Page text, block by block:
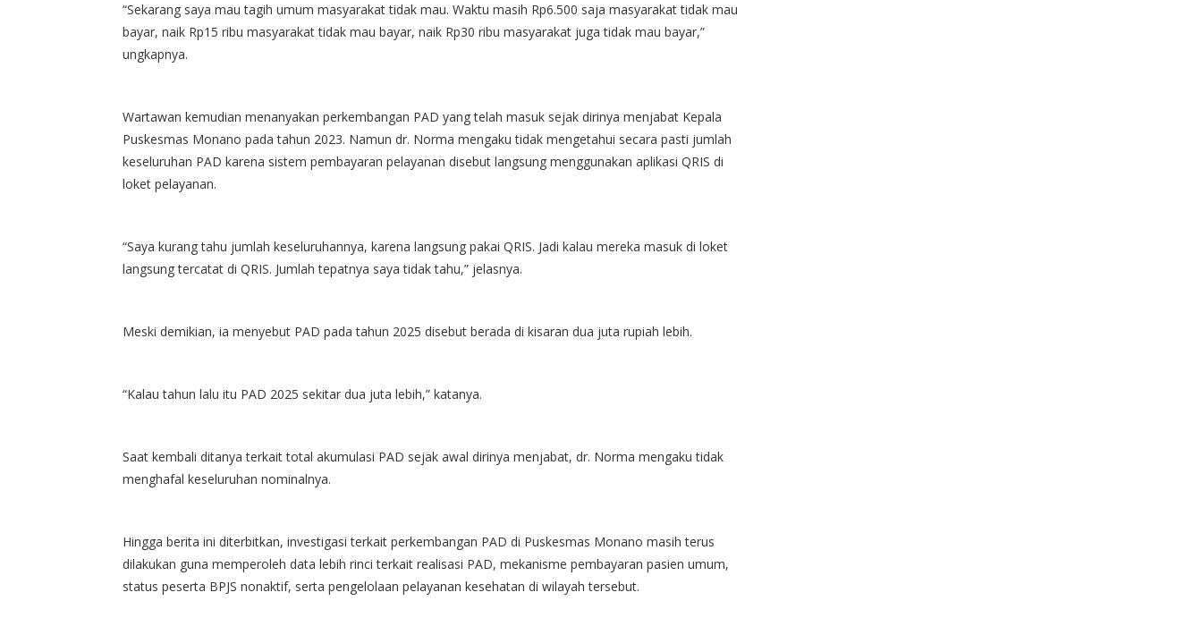
“Sekarang saya mau tagih umum masyarakat tidak mau. Waktu masih Rp6.500 saja masyarakat tidak mau
bayar, naik Rp15 ribu masyarakat tidak mau bayar, naik Rp30 ribu masyarakat juga tidak mau bayar,”
ungkapnya.
Wartawan kemudian menanyakan perkembangan PAD yang telah masuk sejak dirinya menjabat Kepala
Puskesmas Monano pada tahun 2023. Namun dr. Norma mengaku tidak mengetahui secara pasti jumlah
keseluruhan PAD karena sistem pembayaran pelayanan disebut langsung menggunakan aplikasi QRIS di
loket pelayanan.
“Saya kurang tahu jumlah keseluruhannya, karena langsung pakai QRIS. Jadi kalau mereka masuk di loket
langsung tercatat di QRIS. Jumlah tepatnya saya tidak tahu,” jelasnya.
Meski demikian, ia menyebut PAD pada tahun 2025 disebut berada di kisaran dua juta rupiah lebih.
“Kalau tahun lalu itu PAD 2025 sekitar dua juta lebih,” katanya.
Saat kembali ditanya terkait total akumulasi PAD sejak awal dirinya menjabat, dr. Norma mengaku tidak
menghafal keseluruhan nominalnya.
Hingga berita ini diterbitkan, investigasi terkait perkembangan PAD di Puskesmas Monano masih terus
dilakukan guna memperoleh data lebih rinci terkait realisasi PAD, mekanisme pembayaran pasien umum,
status peserta BPJS nonaktif, serta pengelolaan pelayanan kesehatan di wilayah tersebut.